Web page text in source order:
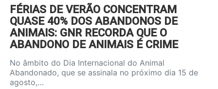
FÉRIAS DE VERÃO CONCENTRAM
QUASE 40% DOS ABANDONOS DE
ANIMAIS: GNR RECORDA QUE O
ABANDONO DE ANIMAIS É CRIME
No âmbito do Dia Internacional do Animal
Abandonado, que se assinala no próximo dia 15 de
agosto,…